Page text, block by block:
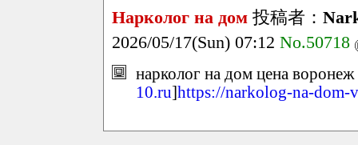
Нарколог на дом 投稿者：
2026/05/17(Sun) 07:12 No.50718
нарколог на дом цена
10.ru]https://narkolog-na-dom-